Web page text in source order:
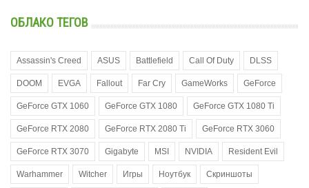
ОБЛАКО ТЕГОВ
Assassin's Creed ASUS Battlefield Call Of Duty DLSS
DOOM EVGA Fallout Far Cry GameWorks GeForce
GeForce GTX 1060 GeForce GTX 1080 GeForce GTX 1080 Ti
GeForce RTX 2080 GeForce RTX 2080 Ti GeForce RTX 3060
GeForce RTX 3070 Gigabyte MSI NVIDIA Resident Evil
Warhammer Witcher Игры Ноутбук Скриншоты